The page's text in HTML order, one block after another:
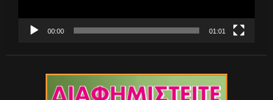
00:00 01:01